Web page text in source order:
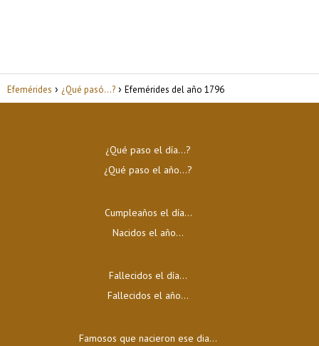
Efemérides ¿Qué pasó...? Efemérides del año 1796
¿Qué paso el día…?
¿Qué paso el año…?
Cumpleaños el día…
Nacidos el año…
Fallecidos el día…
Fallecidos el año…
Famosos que nacieron ese dia...